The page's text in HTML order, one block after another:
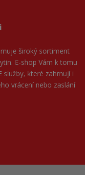
široký sortiment
E-shop Vám k tomu
služby, které zahrnují i
vrácení nebo zaslání